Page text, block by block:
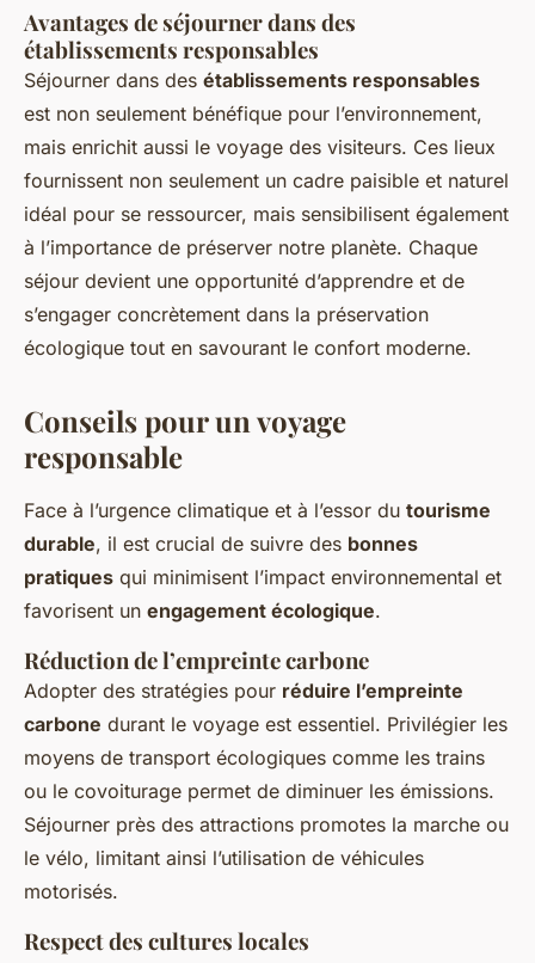
Avantages de séjourner dans des
établissements responsables
Séjourner dans des établissements responsables
est non seulement bénéfique pour l’environnement,
mais enrichit aussi le voyage des visiteurs. Ces lieux
fournissent non seulement un cadre paisible et naturel
idéal pour se ressourcer, mais sensibilisent également
à l’importance de préserver notre planète. Chaque
séjour devient une opportunité d’apprendre et de
s’engager concrètement dans la préservation
écologique tout en savourant le confort moderne.
Conseils pour un voyage
responsable
Face à l’urgence climatique et à l’essor du tourisme
durable, il est crucial de suivre des bonnes
pratiques qui minimisent l’impact environnemental et
favorisent un engagement écologique.
Réduction de l’empreinte carbone
Adopter des stratégies pour réduire l’empreinte
carbone durant le voyage est essentiel. Privilégier les
moyens de transport écologiques comme les trains
ou le covoiturage permet de diminuer les émissions.
Séjourner près des attractions promotes la marche ou
le vélo, limitant ainsi l’utilisation de véhicules
motorisés.
Respect des cultures locales